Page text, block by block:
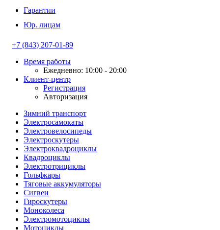
Гарантии
Юр. лицам
+7 (843) 207-01-89
Время работы
Ежедневно: 10:00 - 20:00
Клиент-центр
Регистрация
Авторизация
Зимний транспорт
Электросамокаты
Электровелосипеды
Электроскутеры
Электроквадроциклы
Квадроциклы
Электротрициклы
Гольфкары
Тяговые аккумуляторы
Сигвеи
Гироскутеры
Моноколеса
Электромотоциклы
Мотоциклы